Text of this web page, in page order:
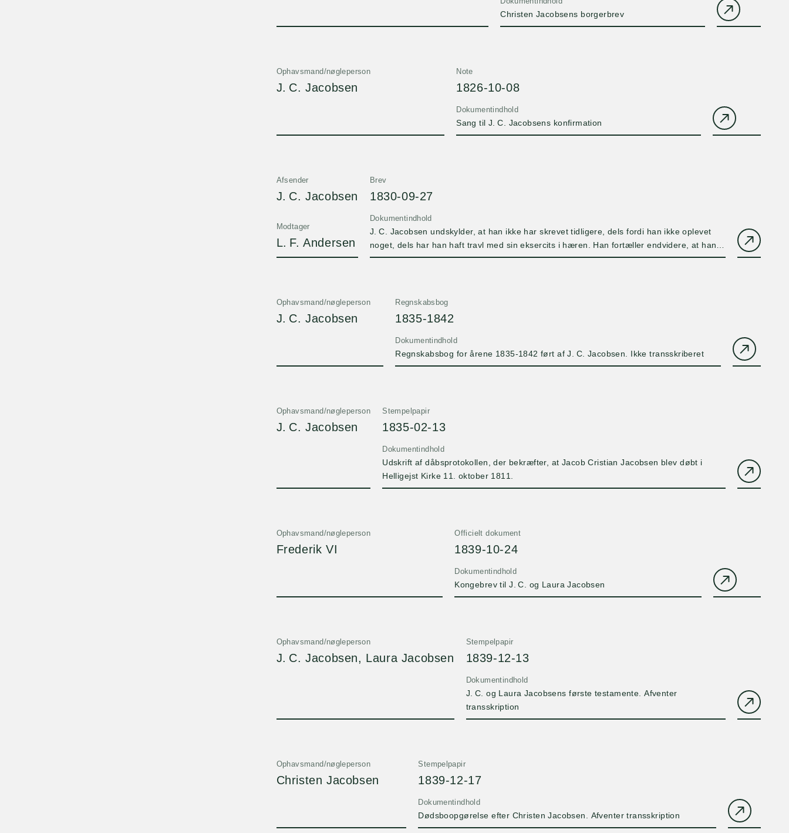
Christen Jacobsens borgerbrev
Ophavsmand/nøgleperson
J. C. Jacobsen
Note
1826-10-08
Dokumentindhold
Sang til J. C. Jacobsens konfirmation
Afsender
J. C. Jacobsen
Brev
1830-09-27
Modtager
L. F. Andersen
Dokumentindhold
J. C. Jacobsen undskylder, at han ikke har skrevet tidligere, dels fordi han ikke oplevet
noget, dels har han haft travl med sin eksercits i hæren. Han fortæller endvidere, at han
både har været i teatret og ude at danse.
Ophavsmand/nøgleperson
J. C. Jacobsen
Regnskabsbog
1835-1842
Dokumentindhold
Regnskabsbog for årene 1835-1842 ført af J. C. Jacobsen. Ikke transskriberet
Ophavsmand/nøgleperson
J. C. Jacobsen
Stempelpapir
1835-02-13
Dokumentindhold
Udskrift af dåbsprotokollen, der bekræfter, at Jacob Cristian Jacobsen blev døbt i
Helligejst Kirke 11. oktober 1811.
Ophavsmand/nøgleperson
Frederik VI
Officielt dokument
1839-10-24
Dokumentindhold
Kongebrev til J. C. og Laura Jacobsen
Ophavsmand/nøgleperson
J. C. Jacobsen, Laura Jacobsen
Stempelpapir
1839-12-13
Dokumentindhold
J. C. og Laura Jacobsens første testamente. Afventer
transskription
Ophavsmand/nøgleperson
Christen Jacobsen
Stempelpapir
1839-12-17
Dokumentindhold
Dødsboopgørelse efter Christen Jacobsen. Afventer transskription